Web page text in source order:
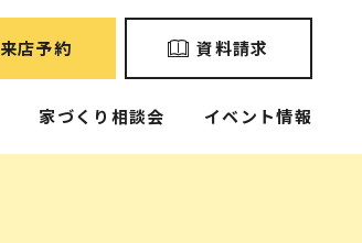
来店予約 資料請求
家づくり相談会 イベント情報